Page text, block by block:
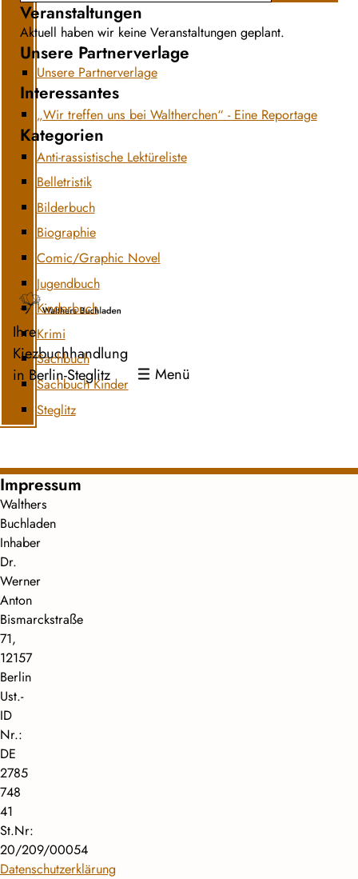
Ihre
Kiezbuchhandlung
in Berlin-Steglitz
Menü
Veranstaltungen
Aktuell haben wir keine Veranstaltungen geplant.
Unsere Partnerverlage
Unsere Partnerverlage
Interessantes
„Wir treffen uns bei Waltherchen“ - Eine Reportage
Kategorien
Anti-rassistische Lektüreliste
Belletristik
Bilderbuch
Biographie
Comic/Graphic Novel
Jugendbuch
Kinderbuch
Krimi
Sachbuch
Sachbuch Kinder
Steglitz
Impressum
Walthers
Buchladen
Inhaber
Dr.
Werner
Anton
Bismarckstraße
71,
12157
Berlin
Ust.-
ID
Nr.:
DE
2785
748
41
St.Nr:
20/209/00054
Datenschutzerklärung